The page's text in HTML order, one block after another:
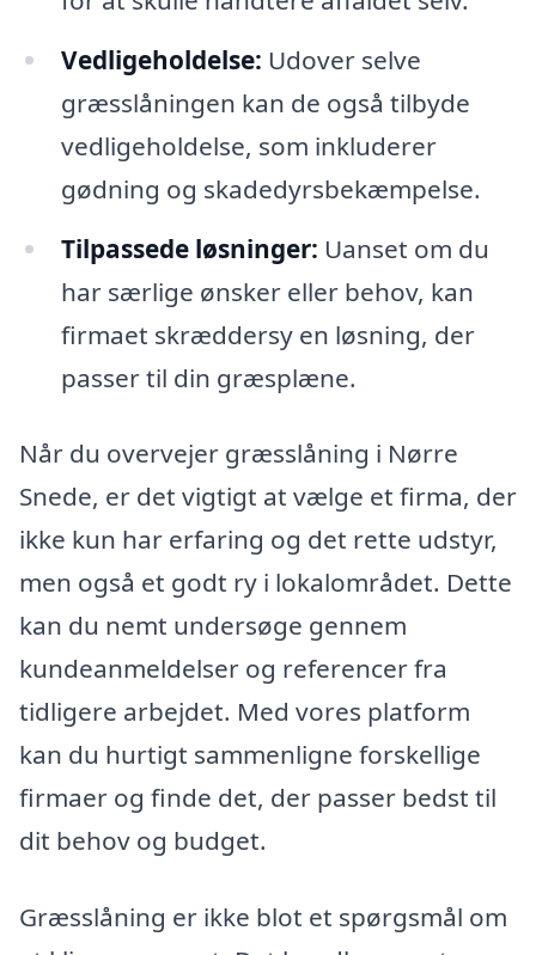
Vedligeholdelse: Udover selve
græsslåningen kan de også tilbyde
vedligeholdelse, som inkluderer
gødning og skadedyrsbekæmpelse.
Tilpassede løsninger: Uanset om du
har særlige ønsker eller behov, kan
firmaet skræddersy en løsning, der
passer til din græsplæne.
Når du overvejer græsslåning i Nørre
Snede, er det vigtigt at vælge et firma, der
ikke kun har erfaring og det rette udstyr,
men også et godt ry i lokalområdet. Dette
kan du nemt undersøge gennem
kundeanmeldelser og referencer fra
tidligere arbejdet. Med vores platform
kan du hurtigt sammenligne forskellige
firmaer og finde det, der passer bedst til
dit behov og budget.
Græsslåning er ikke blot et spørgsmål om